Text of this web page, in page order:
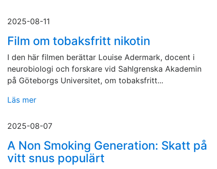
2025-08-11
Film om tobaksfritt nikotin
I den här filmen berättar Louise Adermark, docent i
neurobiologi och forskare vid Sahlgrenska Akademin
på Göteborgs Universitet, om tobaksfritt...
Läs mer
2025-08-07
A Non Smoking Generation: Skatt på
vitt snus populärt